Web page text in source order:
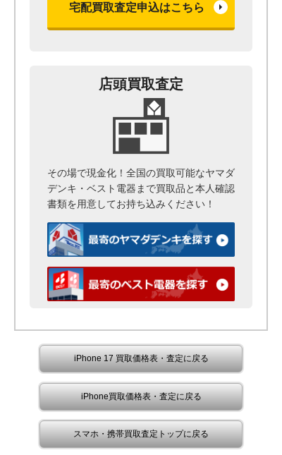
宅配買取査定申込はこちら
店頭買取査定
その場で現金化！全国の買取可能なヤマダ
デンキ・ベスト電器まで買取品と本人確認
書類を用意してお持ち込みください！
iPhone 17 買取価格表・査定に戻る
iPhone買取価格表・査定に戻る
スマホ・携帯買取査定トップに戻る